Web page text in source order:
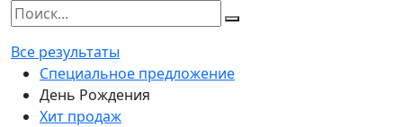
Все результаты
Специальное предложение
День Рождения
Хит продаж